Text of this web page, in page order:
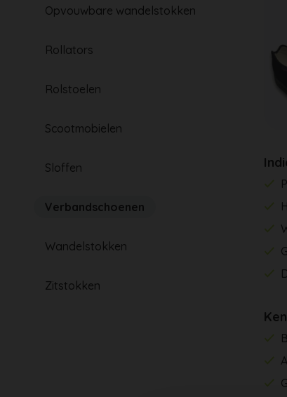
Opvouwbare wandelstokken
Rollators
Rolstoelen
Scootmobielen
Sloffen
Verbandschoenen
Wandelstokken
Zitstokken